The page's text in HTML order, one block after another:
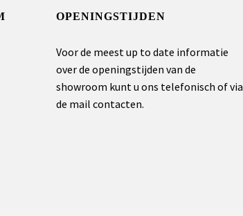
OPENINGSTIJDEN
Voor de meest up to date informatie
over de openingstijden van de
showroom kunt u ons telefonisch of via
de mail contacten.